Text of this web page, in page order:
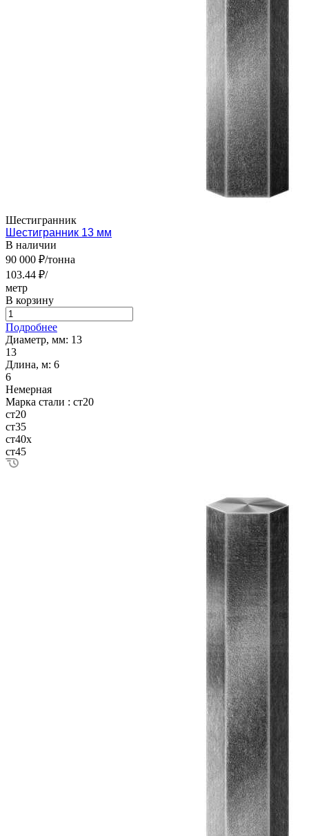
Шестигранник
Шестигранник 13 мм
В наличии
90 000 ₽/тонна
103.44 ₽/
метр
В корзину
Подробнее
Диаметр, мм: 13
13
Длина, м: 6
6
Немерная
Марка стали : ст20
ст20
ст35
ст40х
ст45